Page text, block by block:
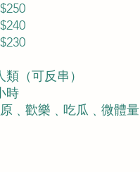
類（可反串）
時
﹑歡樂﹑吃瓜﹑微體量